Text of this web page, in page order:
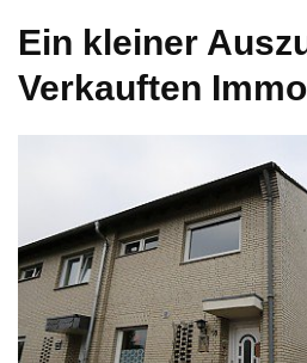
Ein kleiner
Verkauften